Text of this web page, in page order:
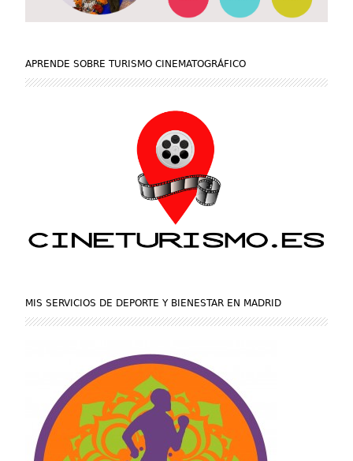
APRENDE SOBRE TURISMO CINEMATOGRÁFICO
MIS SERVICIOS DE DEPORTE Y BIENESTAR EN MADRID